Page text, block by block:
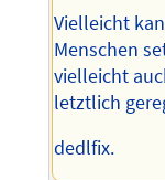
Vielleicht
Menschen
vielleicht
letztlich
dedlfix.